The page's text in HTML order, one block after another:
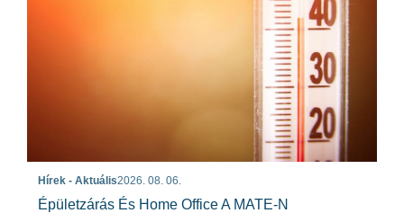
Hírek - Aktuális2026. 08. 06.
Épületzárás És Home Office A MATE-N